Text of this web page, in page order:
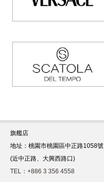
旗艦店
地址：桃園市桃園區中正路1058號
(近中正路、大興西路口)
TEL：+886 3 356 4558